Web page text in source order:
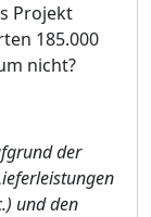
Projekt
185.000
nicht?
der
und den